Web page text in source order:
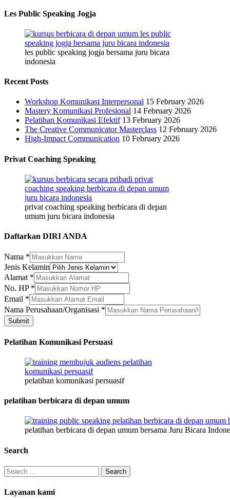
Les Public Speaking Jogja
les public speaking jogja bersama juru bicara
indonesia
Recent Posts
Workshop Komunikasi Interpersonal 15 February 2026
Mastery Komunikasi Profesional 14 February 2026
Pelatihan Komunikasi Efektif 13 February 2026
The Creative Communicator Masterclass 12 February 2026
High-Impact Communication 10 February 2026
Privat Coaching Speaking
privat coaching speaking berbicara di depan
umum juru bicara indonesia
Daftarkan DIRI ANDA
Nama *
Jenis Kelamin
Alamat *
Kelamin
Nama
Jenis
No. HP *
Email *
Nama Perusahaan/Organisasi *
Submit
Pelatihan Komunikasi Persuasi
pelatihan komunikasi persuasif
pelatihan berbicara di depan umum
pelatihan berbicara di depan umum bersama Juru Bicara
Search
Search
for:
Layanan kami